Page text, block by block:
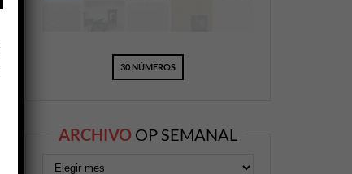
30 NÚMEROS
ARCHIVO OP SEMANAL